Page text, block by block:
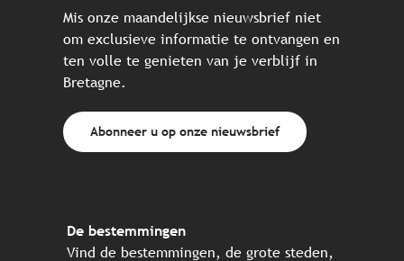
Mis onze maandelijkse nieuwsbrief niet
om exclusieve informatie te ontvangen en
ten volle te genieten van je verblijf in
Bretagne.
Abonneer u op onze nieuwsbrief
De bestemmingen
Vind de bestemmingen, de grote steden,